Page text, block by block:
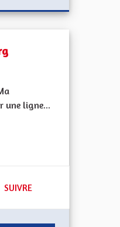
une ligne...
publics en proximité
52 ABONNÉS
SUIVRE